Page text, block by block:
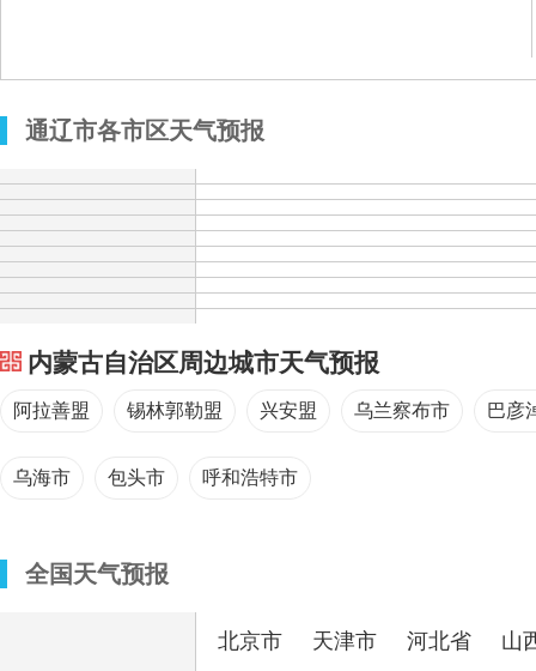
通辽市各市区天气预报
内蒙古自治区周边城市天气预报
阿拉善盟 锡林郭勒盟 兴安盟 乌兰察布市 巴彦
乌海市 包头市 呼和浩特市
全国天气预报
北京市 天津市 河北省
山